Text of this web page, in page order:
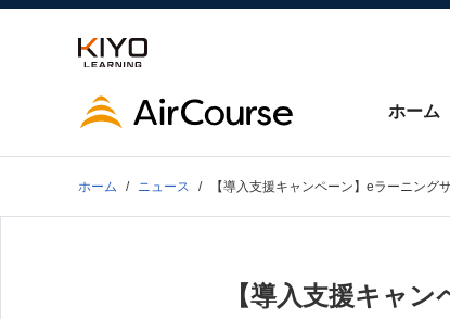
ホーム
ホーム ニュース 【導入支援キャンペーン】eラーニン
【導入支援キャ